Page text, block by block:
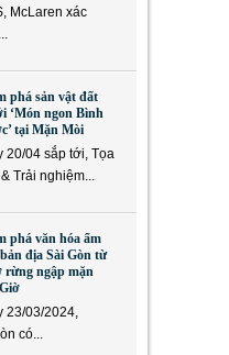
McLaren xác
phá sản vật đất
‘Món ngon Bình
tại Mặn Mòi
20/04 sắp tới, Tọa
Trải nghiệm...
phá văn hóa ẩm
địa Sài Gòn từ
rừng ngập mặn
23/03/2024,
có...